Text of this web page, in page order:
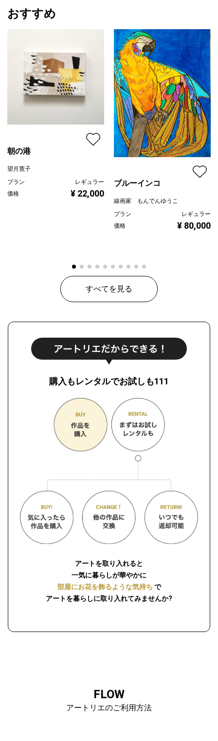
おすすめ
朝の港
望月寛子
プラン
レギュラー
価格
¥ 22,000
ブルーインコ
線画家 もんでんゆうこ
プラン
レギュラー
価格
¥ 80,000
すべてを見る
購入もレンタルでお試しも111
アートを取り入れると
一気に暮らしが華やかに
部屋にお花を飾るような気持ち で
アートを暮らしに取り入れてみませんか?
FLOW
アートリエのご利用方法